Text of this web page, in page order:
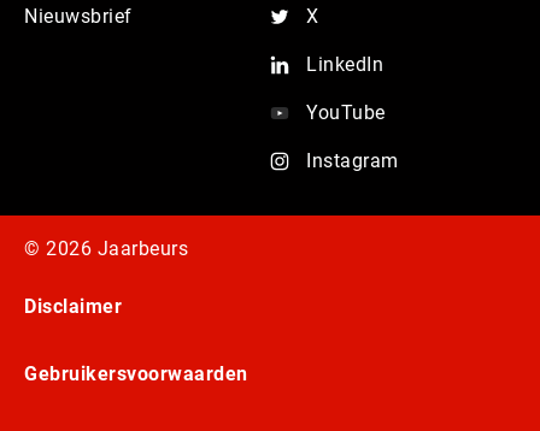
Nieuwsbrief X
LinkedIn
YouTube
Instagram
© 2026 Jaarbeurs
Disclaimer
Gebruikersvoorwaarden